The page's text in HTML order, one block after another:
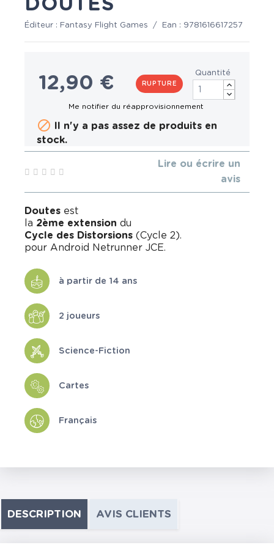
DOUTES
Éditeur : Fantasy Flight Games / Ean : 9781616617257
12,90 € RUPTURE
Quantité
 Il n'y a pas assez de produits en
stock.
Lire ou écrire un
avis
Doutes est
la 2ème extension du
Cycle des Distorsions (Cycle 2).
pour Android Netrunner JCE.
à partir de 14 ans
2 joueurs
Science-Fiction
Cartes
Français
DESCRIPTION AVIS CLIENTS